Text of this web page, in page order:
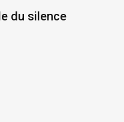
du silence